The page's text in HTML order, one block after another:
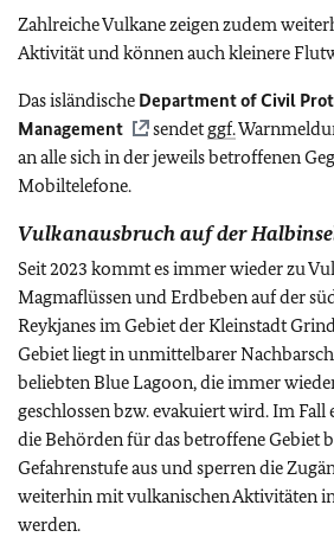
Zahlreiche Vulkane zeigen zudem
Aktivität und können auch kleinere
Das isländische Department of Civil
Management
sendetggf.
an alle sich in der jeweils betroffenen
Mobiltelefone.
Vulkanausbruch auf der
Seit 2023 kommt es immer wieder zu
Magmaflüssen und Erdbeben auf der
Reykjanes im Gebiet der Kleinstadt
Gebiet liegt in unmittelbarer
beliebten Blue Lagoon, die immer
geschlossen bzw. evakuiert wird.Im Fall
die Behörden für das betroffene Gebiet
Gefahrenstufe aus und sperren die
weiterhin mit vulkanischen Aktivitäten
werden.